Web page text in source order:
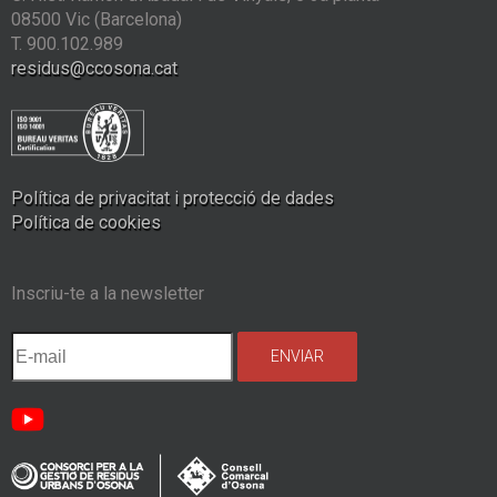
08500 Vic (Barcelona)
T. 900.102.989
residus@ccosona.cat
Política de privacitat i protecció de dades
Política de cookies
Inscriu-te a la newsletter